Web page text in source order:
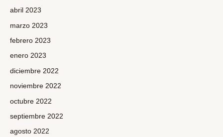
abril 2023
marzo 2023
febrero 2023
enero 2023
diciembre 2022
noviembre 2022
octubre 2022
septiembre 2022
agosto 2022